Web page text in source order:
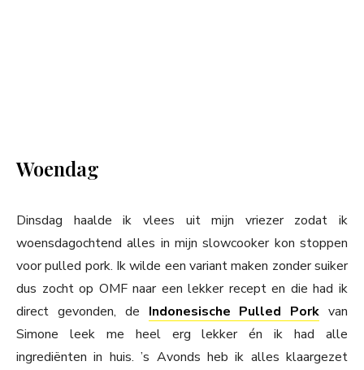
Woendag
Dinsdag haalde ik vlees uit mijn vriezer zodat ik
woensdagochtend alles in mijn slowcooker kon stoppen
voor pulled pork. Ik wilde een variant maken zonder suiker
dus zocht op OMF naar een lekker recept en die had ik
direct gevonden, de Indonesische Pulled Pork van
Simone leek me heel erg lekker én ik had alle
ingrediënten in huis. ’s Avonds heb ik alles klaargezet